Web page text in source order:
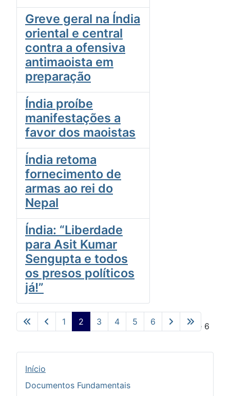
Greve geral na Índia
oriental e central
contra a ofensiva
antimaoista em
preparação
Índia proíbe
manifestações a
favor dos maoistas
Índia retoma
fornecimento de
armas ao rei do
Nepal
Índia: “Liberdade
para Asit Kumar
Sengupta e todos
os presos políticos
já!”
Pág. 2 de 6
1 2 3 4 5 6
Início
Documentos Fundamentais